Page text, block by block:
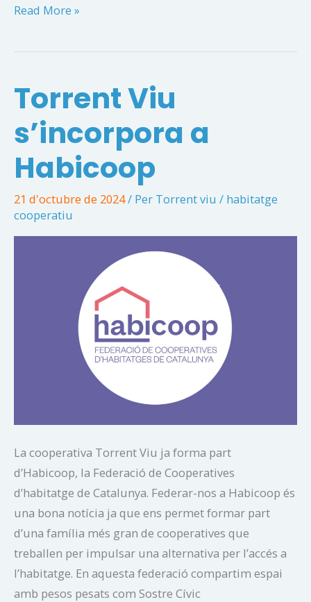
Celebració
la
pedra
Read More »
Torrent Viu
s’incorpora a
Habicoop
21 d'octubre de 2024/ Per Torrent viu / habitatge
cooperatiu
La cooperativa Torrent Viu ja forma part
d’Habicoop, la Federació de Cooperatives
d’habitatge de Catalunya. Federar-nos a Habicoop és
una bona notícia ja que ens permet formar part
d’una família més gran de cooperatives que
treballen per impulsar una alternativa per l’accés a
l’habitatge. En aquesta federació compartim espai
amb pesos pesats com Sostre Cívic